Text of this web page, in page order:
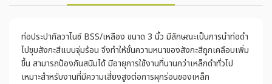
ท่อประปากัลวาไนซ์ BSS/เหลือง ขนาด 3 นิ้ว มีลักษณะเป็นการนำท่อดำ
ไปชุบสังกะสีแบบจุ่มร้อน จึงทำให้ชั้นความหนาของสังกะสีถูกเคลือบเพิ่ม
ขึ้น สามารถป้องกันสนิมได้ มีอายุการใช้งานที่นานกว่าเหล็กดำทั่วไป
เหมาะสำหรับงานที่มีความเสี่ยงสูงต่อการผุกร่อนของเหล็ก